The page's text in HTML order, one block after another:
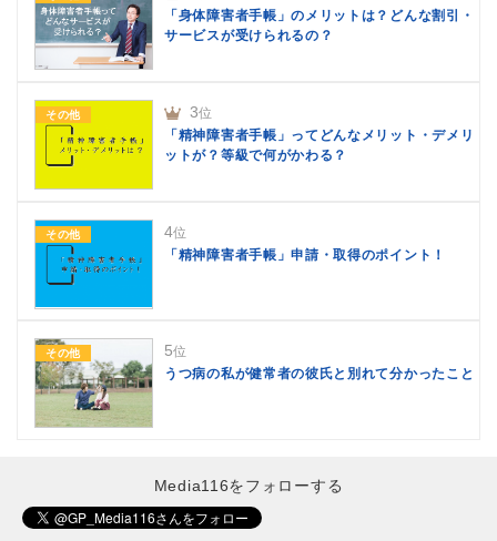
「身体障害者手帳」のメリットは？どんな割引・
サービスが受けられるの？
その他 3位
「精神障害者手帳」ってどんなメリット・デメリ
ットが？等級で何がかわる？
その他 4位
「精神障害者手帳」申請・取得のポイント！
その他 5位
うつ病の私が健常者の彼氏と別れて分かったこと
Media116をフォローする